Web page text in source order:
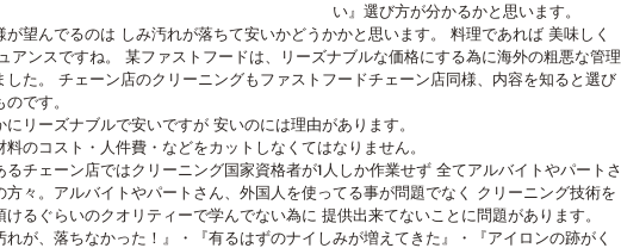
い』選び方が分かるかと思います。
が望んでるのは しみ汚れが落ちて安いかどうかかと思います。 料理であれば 美味しく
アンスですね。 某ファストフードは、リーズナブルな価格にする為に海外の粗悪な管理
した。 チェーン店のクリーニングもファストフードチェーン店同様、内容を知ると選び
です。
リーズナブルで安いですが 安いのには理由があります。
のコスト・人件費・などをカットしなくてはなりません。
るチェーン店ではクリーニング国家資格者が1人しか作業せず 全てアルバイトやパートさ
方々。アルバイトやパートさん、外国人を使ってる事が問題でなく クリーニング技術を
けるぐらいのクオリティーで学んでない為に 提供出来てないことに問題があります。
れが、落ちなかった！』・『有るはずのナイしみが増えてきた』・『アイロンの跡がく